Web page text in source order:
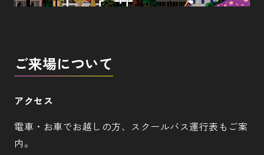
ご来場について
アクセス
電車・お車でお越しの方、スクールバス運行表もご案
内。